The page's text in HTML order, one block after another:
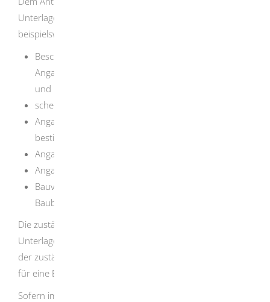
Unterlagen beizufügen. Hierbei handelt es sich
beispielsweise um
Beschreibungen des Vorhabens, einschließlich
Angaben zu Anlagenteilen, Verfahrensschritten, Stoff-
und Produktdaten,
schematische Darstellungen und Fließbilder,
Angaben zu möglichen Störungen des
bestimmungsgemäßen Betriebs,
Angaben zu Emissionen und Immissionen,
Angaben zu Abfällen und Abwässern,
Bauvorlagen: Lageplan, Bauzeichnungen,
Baubeschreibung,
Die zuständige Stelle kann im Bedarfsfall weitere
Unterlagen verlangen. Stimmen Sie sich im Vorfeld mit
der zuständigen Immissionsschutzbehörde bezüglich der
für eine Beurteilung erforderlichen Unterlagen ab.
Sofern im Rahmen des Genehmigungsverfahrens die